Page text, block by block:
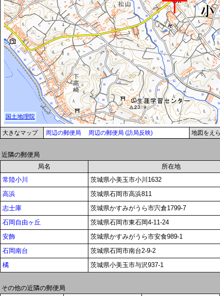
大きなマップ 周辺の郵便局 周辺の郵便局 (訪局反映) 地図をえ
近隣の郵便局
局名
所在地
常陸小川
茨城県小美玉市小川1632
高浜
茨城県石岡市高浜811
志士庫
茨城県かすみがうら市宍倉1799-7
石岡自由ヶ丘
茨城県石岡市東石岡4-11-24
安飾
茨城県かすみがうら市安食989-1
石岡南台
茨城県石岡市南台2-9-2
橘
茨城県小美玉市与沢937-1
その他の近隣の郵便局